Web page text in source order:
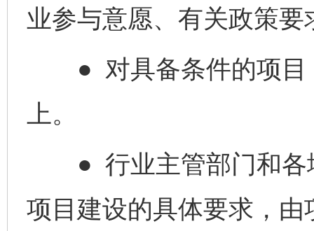
业参与意愿、有关政策
● 对具备条件的项目
上。
● 行业主管部门和
项目建设的具体要求，